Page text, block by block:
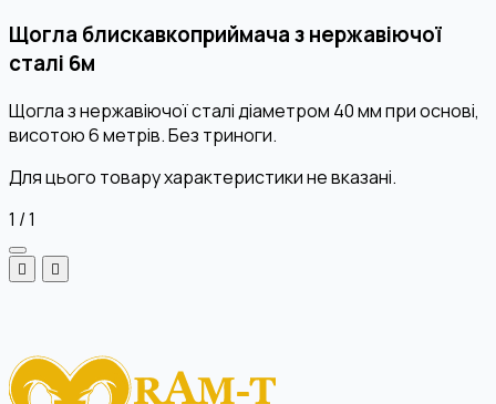
Щогла блискавкоприймача з нержавіючої
сталі 6м
Щогла з нержавіючої сталі діаметром 40 мм при основі,
висотою 6 метрів. Без триноги.
Для цього товару характеристики не вказані.
1 /1